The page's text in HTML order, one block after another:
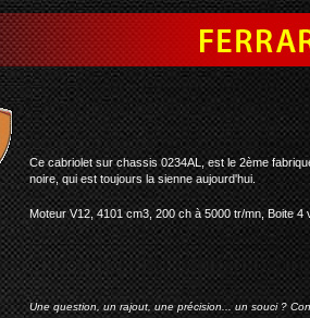
Ce cabriolet sur chassis 0234AL, est le 2ème
noire, qui est toujours la sienne aujourd'hui.
Moteur V12, 4101 cm3, 200 ch à 5000 tr/mn, Boite
Une question, un rajout, une précision... un souci ?